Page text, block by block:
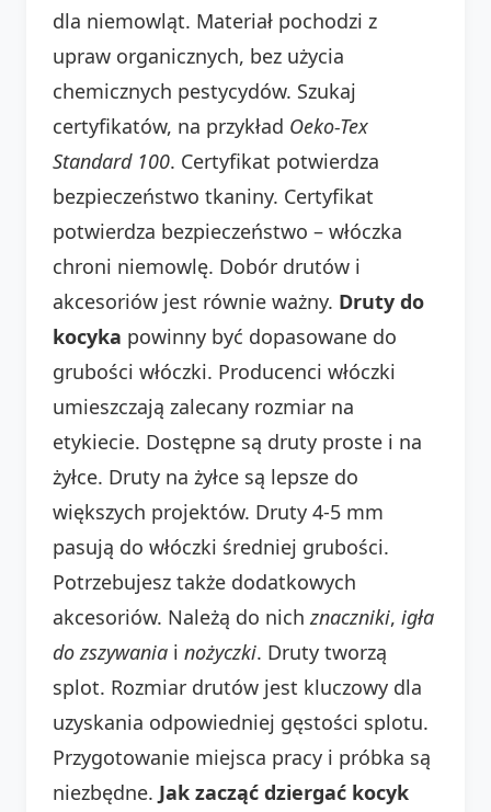
dla niemowląt. Materiał pochodzi z
upraw organicznych, bez użycia
chemicznych pestycydów. Szukaj
certyfikatów, na przykład Oeko-Tex
Standard 100. Certyfikat potwierdza
bezpieczeństwo tkaniny. Certyfikat
potwierdza bezpieczeństwo – włóczka
chroni niemowlę. Dobór drutów i
akcesoriów jest równie ważny. Druty do
kocyka powinny być dopasowane do
grubości włóczki. Producenci włóczki
umieszczają zalecany rozmiar na
etykiecie. Dostępne są druty proste i na
żyłce. Druty na żyłce są lepsze do
większych projektów. Druty 4-5 mm
pasują do włóczki średniej grubości.
Potrzebujesz także dodatkowych
akcesoriów. Należą do nich znaczniki, igła
do zszywania i nożyczki. Druty tworzą
splot. Rozmiar drutów jest kluczowy dla
uzyskania odpowiedniej gęstości splotu.
Przygotowanie miejsca pracy i próbka są
niezbędne. Jak zacząć dziergać kocyk